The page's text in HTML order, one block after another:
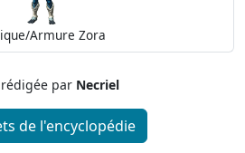
Armure Zora
rédigée par Necriel
de l'encyclopédie